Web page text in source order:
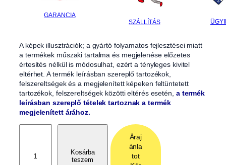
GARANCIA
SZÁLLÍTÁS
A képek illusztrációk; a gyártó folyamatos fejlesztései miatt
a termékek műszaki tartalma és megjelenése előzetes
értesítés nélkül is módosulhat, ezért a tényleges kivitel
eltérhet. A termék leírásban szereplő tartozékok,
felszereltségek és a megjelenített képeken feltüntetett
tartozékok, felszereltségek közötti eltérés esetén, a termék
leírásban szereplő tételek tartoznak a termék
megjelenített árához.
Kosárba
teszem
Áraj
ánla
tot